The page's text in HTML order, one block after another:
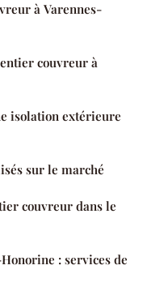
à Varennes-
couvreur à
isolation extérieure
sur le marché
couvreur dans le
: services de